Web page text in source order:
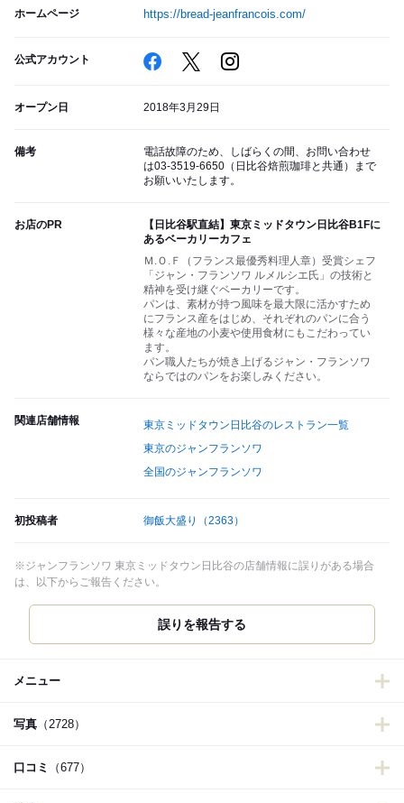
ホームページ https://bread-jeanfrancois.com/
公式アカウント
オープン日 2018年3月29日
備考
電話故障のため、しばらくの間、お問い合わせ
は03-3519-6650（日比谷焙煎珈琲と共通）まで
お願いいたします。
お店のPR
【日比谷駅直結】東京ミッドタウン日比谷B1Fに
あるベーカリーカフェ
Ｍ.Ｏ.Ｆ（フランス最優秀料理人章）受賞シェフ
「ジャン・フランソワ ルメルシエ氏」の技術と
精神を受け継ぐベーカリーです。
パンは、素材が持つ風味を最大限に活かすため
にフランス産をはじめ、それぞれのパンに合う
様々な産地の小麦や使用食材にもこだわってい
ます。
パン職人たちが焼き上げるジャン・フランソワ
ならではのパンをお楽しみください。
関連店舗情報
東京ミッドタウン日比谷のレストラン一覧
東京のジャンフランソワ
全国のジャンフランソワ
初投稿者 御飯大盛り （2363）
※ジャンフランソワ 東京ミッドタウン日比谷の店舗情報に誤りがある場合
は、以下からご報告ください。
誤りを報告する
メニュー
写真 （2728）
口コミ （677）